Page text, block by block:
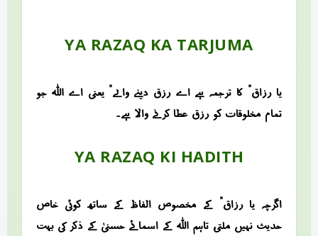
YA RAZAQ KA TARJUMA
“یا رزاق” کا ترجمہ ہے “اے رزق دینے والے” یعنی اے اللہ جو
تمام مخلوقات کو رزق عطا کرنے والا ہے۔
YA RAZAQ KI HADITH
اگرچہ “یا رزاق” کے مخصوص الفاظ کے ساتھ کوئی خاص
حدیث نہیں ملتی، تاہم اللہ کے اسمائے حسنیٰ کے ذکر کی بہت